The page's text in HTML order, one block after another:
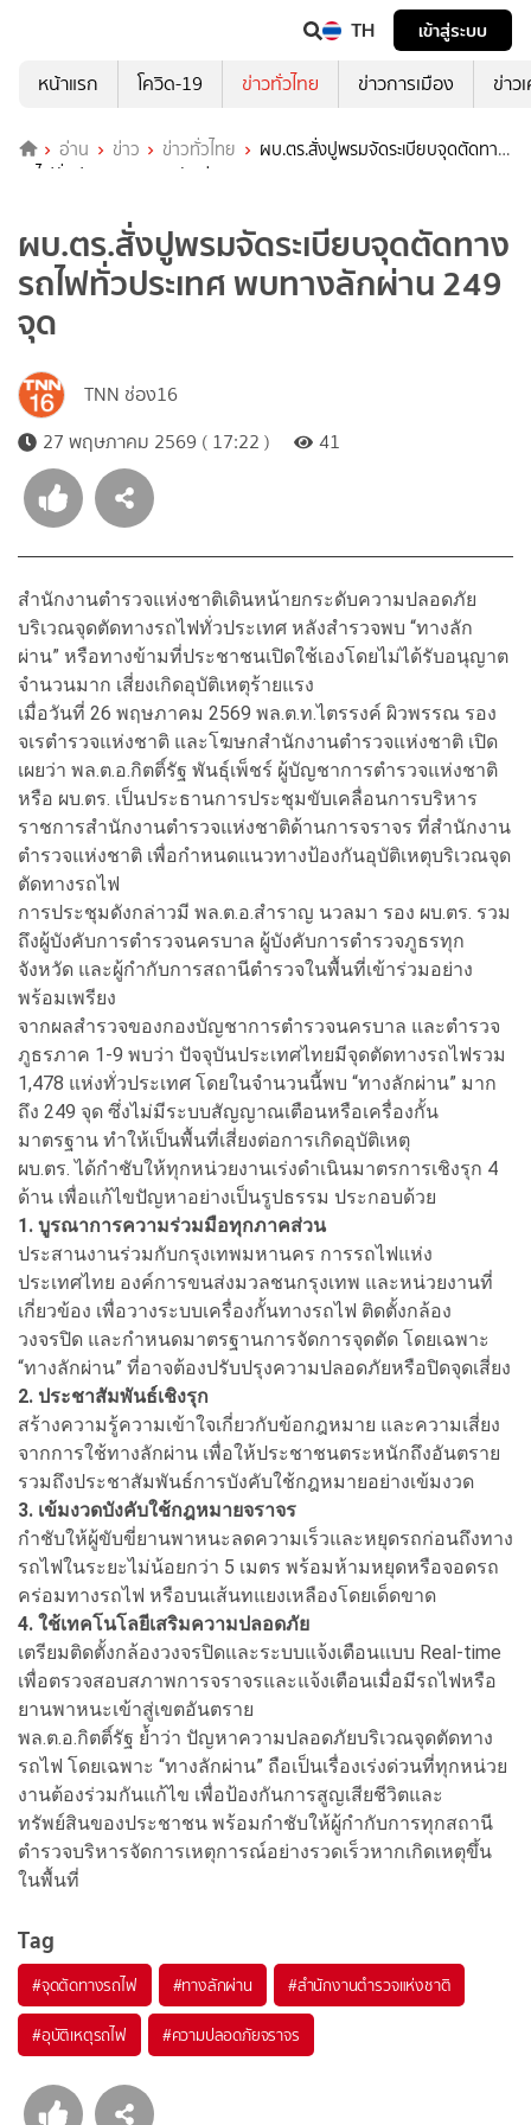
TH
เข้าสู่ระบบ
หน้าแรก
โควิด-19 ข่าวทั่วไทย ข่าวการเมือง ข่าว
อ่าน ข่าว ข่าวทั่วไทย
ผบ.ตร.สั่งปูพรมจัดระเบียบจุดตัดทาง
รถไฟทั่วประเทศ พบทางลักผ่าน 249 จุด
ผบ.ตร.สั่งปูพรมจัดระเบียบจุดตัดทาง
รถไฟทั่วประเทศ พบทางลักผ่าน 249
จุด
TNN ช่อง16
27 พฤษภาคม 2569 ( 17:22 )
41
สำนักงานตำรวจแห่งชาติเดินหน้ายกระดับความปลอดภัย
บริเวณจุดตัดทางรถไฟทั่วประเทศ หลังสำรวจพบ “ทางลัก
ผ่าน” หรือทางข้ามที่ประชาชนเปิดใช้เองโดยไม่ได้รับอนุญาต
จำนวนมาก เสี่ยงเกิดอุบัติเหตุร้ายแรง
เมื่อวันที่ 26 พฤษภาคม 2569 พล.ต.ท.ไตรรงค์ ผิวพรรณ รอง
จเรตำรวจแห่งชาติ และโฆษกสำนักงานตำรวจแห่งชาติ เปิด
เผยว่า พล.ต.อ.กิตติ์รัฐ พันธุ์เพ็ชร์ ผู้บัญชาการตำรวจแห่งชาติ
หรือ ผบ.ตร. เป็นประธานการประชุมขับเคลื่อนการบริหาร
ราชการสำนักงานตำรวจแห่งชาติด้านการจราจร ที่สำนักงาน
ตำรวจแห่งชาติ เพื่อกำหนดแนวทางป้องกันอุบัติเหตุบริเวณจุด
ตัดทางรถไฟ
การประชุมดังกล่าวมี พล.ต.อ.สำราญ นวลมา รอง ผบ.ตร. รวม
ถึงผู้บังคับการตำรวจนครบาล ผู้บังคับการตำรวจภูธรทุก
จังหวัด และผู้กำกับการสถานีตำรวจในพื้นที่เข้าร่วมอย่าง
พร้อมเพรียง
จากผลสำรวจของกองบัญชาการตำรวจนครบาล และตำรวจ
ภูธรภาค 1-9 พบว่า ปัจจุบันประเทศไทยมีจุดตัดทางรถไฟรวม
1,478 แห่งทั่วประเทศ โดยในจำนวนนี้พบ “ทางลักผ่าน” มาก
ถึง 249 จุด ซึ่งไม่มีระบบสัญญาณเตือนหรือเครื่องกั้น
มาตรฐาน ทำให้เป็นพื้นที่เสี่ยงต่อการเกิดอุบัติเหตุ
ผบ.ตร. ได้กำชับให้ทุกหน่วยงานเร่งดำเนินมาตรการเชิงรุก 4
ด้าน เพื่อแก้ไขปัญหาอย่างเป็นรูปธรรม ประกอบด้วย
1. บูรณาการความร่วมมือทุกภาคส่วน
ประสานงานร่วมกับกรุงเทพมหานคร การรถไฟแห่ง
ประเทศไทย องค์การขนส่งมวลชนกรุงเทพ และหน่วยงานที่
เกี่ยวข้อง เพื่อวางระบบเครื่องกั้นทางรถไฟ ติดตั้งกล้อง
วงจรปิด และกำหนดมาตรฐานการจัดการจุดตัด โดยเฉพาะ
“ทางลักผ่าน” ที่อาจต้องปรับปรุงความปลอดภัยหรือปิดจุดเสี่ยง
2. ประชาสัมพันธ์เชิงรุก
สร้างความรู้ความเข้าใจเกี่ยวกับข้อกฎหมาย และความเสี่ยง
จากการใช้ทางลักผ่าน เพื่อให้ประชาชนตระหนักถึงอันตราย
รวมถึงประชาสัมพันธ์การบังคับใช้กฎหมายอย่างเข้มงวด
3. เข้มงวดบังคับใช้กฎหมายจราจร
กำชับให้ผู้ขับขี่ยานพาหนะลดความเร็วและหยุดรถก่อนถึงทาง
รถไฟในระยะไม่น้อยกว่า 5 เมตร พร้อมห้ามหยุดหรือจอดรถ
คร่อมทางรถไฟ หรือบนเส้นทแยงเหลืองโดยเด็ดขาด
4. ใช้เทคโนโลยีเสริมความปลอดภัย
เตรียมติดตั้งกล้องวงจรปิดและระบบแจ้งเตือนแบบ Real-time
เพื่อตรวจสอบสภาพการจราจรและแจ้งเตือนเมื่อมีรถไฟหรือ
ยานพาหนะเข้าสู่เขตอันตราย
พล.ต.อ.กิตติ์รัฐ ย้ำว่า ปัญหาความปลอดภัยบริเวณจุดตัดทาง
รถไฟ โดยเฉพาะ “ทางลักผ่าน” ถือเป็นเรื่องเร่งด่วนที่ทุกหน่วย
งานต้องร่วมกันแก้ไข เพื่อป้องกันการสูญเสียชีวิตและ
ทรัพย์สินของประชาชน พร้อมกำชับให้ผู้กำกับการทุกสถานี
ตำรวจบริหารจัดการเหตุการณ์อย่างรวดเร็วหากเกิดเหตุขึ้น
ในพื้นที่
Tag
#จุดตัดทางรถไฟ #ทางลักผ่าน #สำนักงานตำรวจแห่งชาติ
#อุบัติเหตุรถไฟ #ความปลอดภัยจราจร